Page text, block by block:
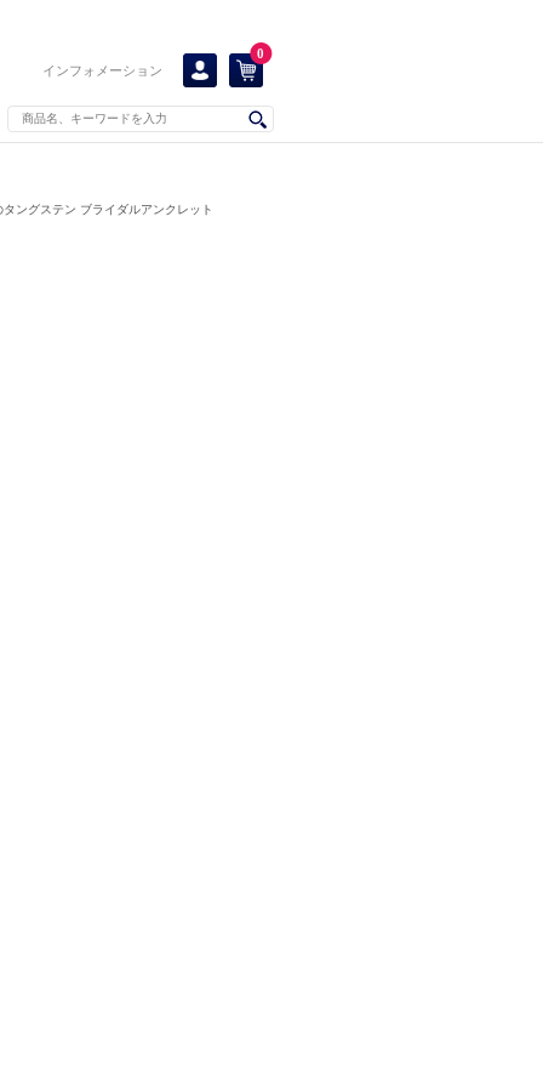
インフォメーション
0
タングステン ブライダルアンクレット